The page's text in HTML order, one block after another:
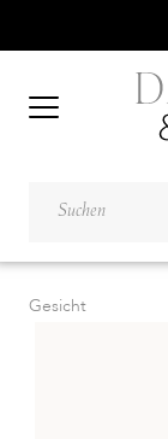
Gesicht